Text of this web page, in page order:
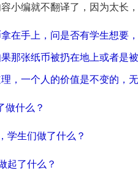
小编就不翻译了，因为太长
在手上，问是否有学生想要
那张纸币被扔在地上或者是
，一个人的价值是不变的，
做什么？
学生们做了什么？
起了什么？